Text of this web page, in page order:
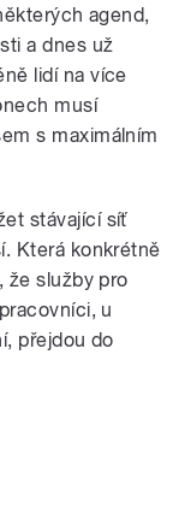
agend,
a dnes už
lidí na více
musí
s maximálním
stávající síť
Která konkrétně
že služby pro
u
přejdou do